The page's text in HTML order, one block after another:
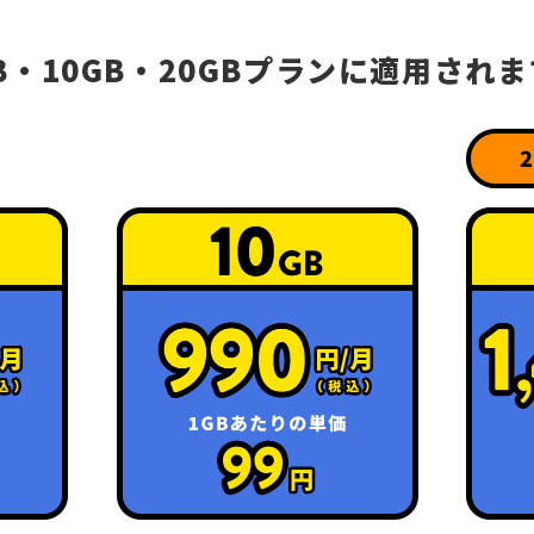
・10GB・20GBプランに適用され